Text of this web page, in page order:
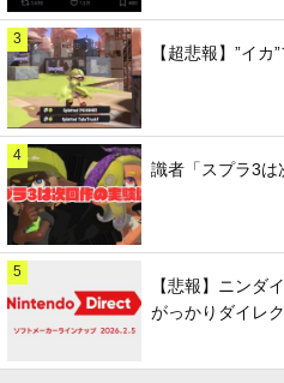
3
【超悲報】”イ
4
識者「スプラ3は
5
【悲報】ニンダ
がっかりダイレ